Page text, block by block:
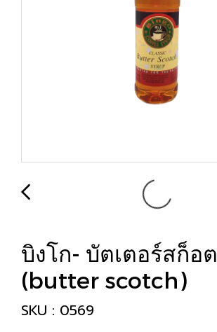
บิงโก- บัตเตอร์สก็อต
(butter scotch)
SKU : 0569